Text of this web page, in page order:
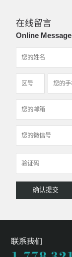
在线留言
Online Message